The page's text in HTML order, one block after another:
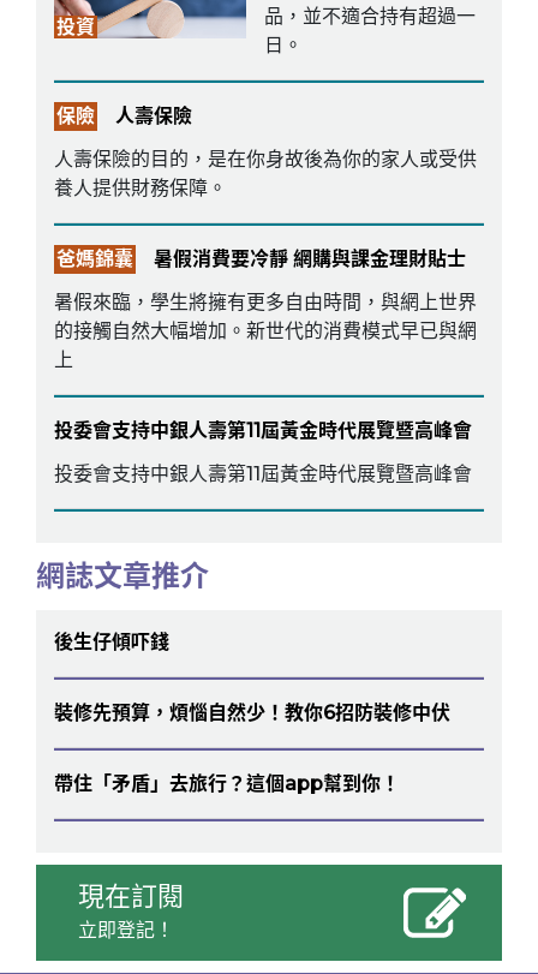
投資
品，並不適合持有超過一
日。
保險
人壽保險
人壽保險的目的，是在你身故後為你的家人或受供
養人提供財務保障。
爸媽錦囊
暑假消費要冷靜 網購與課金理財貼士
暑假來臨，學生將擁有更多自由時間，與網上世界
的接觸自然大幅增加。新世代的消費模式早已與網
上
投委會支持中銀人壽第11屆黃金時代展覽暨高峰會
投委會支持中銀人壽第11屆黃金時代展覽暨高峰會
網誌文章推介
後生仔傾吓錢
裝修先預算，煩惱自然少！教你6招防裝修中伏
帶住「矛盾」去旅行？這個app幫到你！
現在訂閱
立即登記！